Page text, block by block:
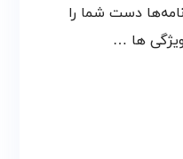
بهره می‌برد. تنوع تعداد برنامه‌ها دست شما را
ها …